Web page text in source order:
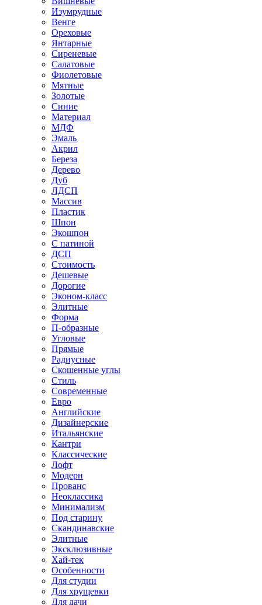
Изумрудные
Венге
Ореховые
Янтарные
Сиреневые
Салатовые
Фиолетовые
Мятные
Золотые
Синие
Материал
МДФ
Эмаль
Акрил
Береза
Дерево
Дуб
ЛДСП
Массив
Пластик
Шпон
Экошпон
С патиной
ДСП
Стоимость
Дешевые
Дорогие
Эконом-класс
Элитные
Форма
П-образные
Угловые
Прямые
Радиусные
Скошенные углы
Стиль
Современные
Евро
Английские
Дизайнерские
Итальянские
Кантри
Классические
Лофт
Модерн
Прованс
Неоклассика
Минимализм
Под старину
Скандинавские
Элитные
Эксклюзивные
Хай-тек
Особенности
Для студии
Для хрущевки
Для дачи